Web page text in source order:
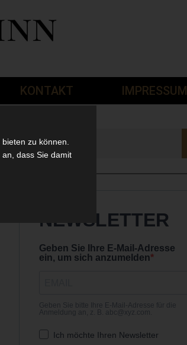
KONTAKT IMPRESSUM
NEWSLETTER
Geben Sie Ihre E-Mail-Adresse
ein, um sich anzumelden
Geben Sie bitte Ihre E-Mail-Adresse für die
Anmeldung an, z. B. abc@xyz.com.
Ich möchte Ihren Newsletter
zu können.
dass Sie damit